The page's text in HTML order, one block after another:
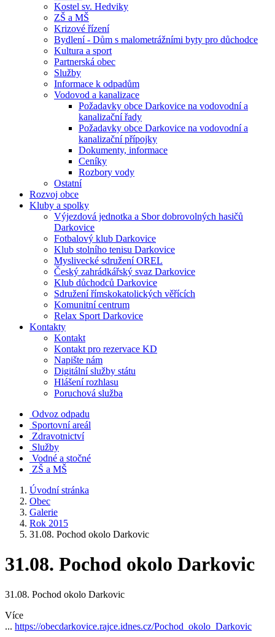
Kostel sv. Hedviky
ZŠ a MŠ
Krizové řízení
Bydlení - Dům s malometrážními byty pro důchodce
Kultura a sport
Partnerská obec
Služby
Informace k odpadům
Vodovod a kanalizace
Požadavky obce Darkovice na vodovodní a
kanalizační řady
Požadavky obce Darkovice na vodovodní a
kanalizační přípojky
Dokumenty, informace
Ceníky
Rozbory vody
Ostatní
Rozvoj obce
Kluby a spolky
Výjezdová jednotka a Sbor dobrovolných hasičů
Darkovice
Fotbalový klub Darkovice
Klub stolního tenisu Darkovice
Myslivecké sdružení OREL
Český zahrádkářský svaz Darkovice
Klub důchodců Darkovice
Sdružení římskokatolických věřících
Komunitní centrum
Relax Sport Darkovice
Kontakty
Kontakt
Kontakt pro rezervace KD
Napište nám
Digitální služby státu
Hlášení rozhlasu
Poruchová služba
Odvoz odpadu
Sportovní areál
Zdravotnictví
Služby
Vodné a stočné
ZŠ a MŠ
Úvodní stránka
Obec
Galerie
Rok 2015
31.08. Pochod okolo Darkovic
31.08. Pochod okolo Darkovic
31.08. Pochod okolo Darkovic
Více
... https://obecdarkovice.rajce.idnes.cz/Pochod_okolo_Darkovic